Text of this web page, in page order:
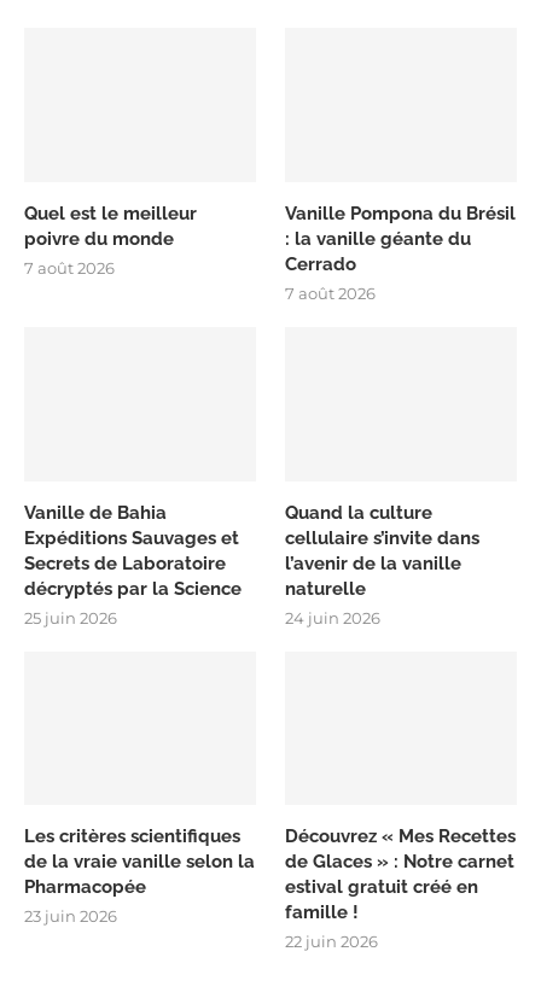
Quel est le meilleur
poivre du monde
7 août 2026
Vanille Pompona du Brésil
: la vanille géante du
Cerrado
7 août 2026
Vanille de Bahia
Expéditions Sauvages et
Secrets de Laboratoire
décryptés par la Science
25 juin 2026
Quand la culture
cellulaire s’invite dans
l’avenir de la vanille
naturelle
24 juin 2026
Les critères scientifiques
de la vraie vanille selon la
Pharmacopée
23 juin 2026
Découvrez « Mes Recettes
de Glaces » : Notre carnet
estival gratuit créé en
famille !
22 juin 2026